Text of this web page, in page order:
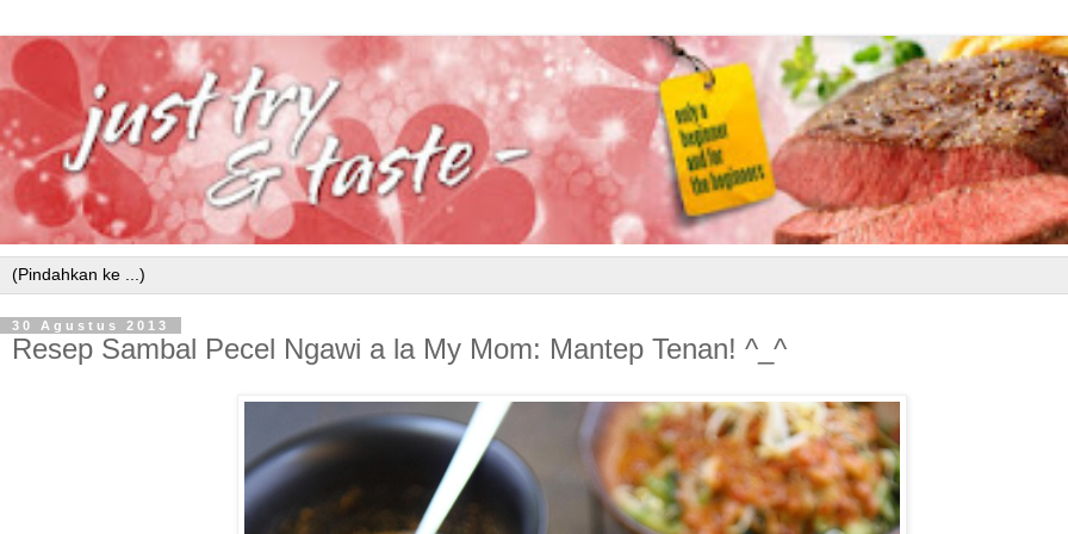
30 Agustus 2013
Resep Sambal Pecel Ngawi a la My Mom: Mantep Tenan! ^_^